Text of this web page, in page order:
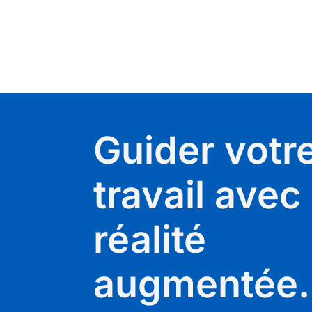
Guider
travail avec
réalité
augmentée.